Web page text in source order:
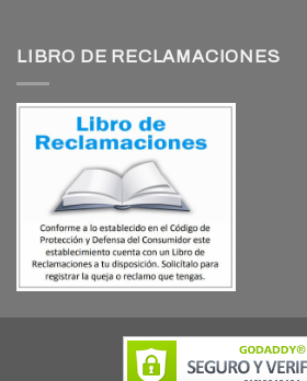
LIBRO DE RECLAMACIONES